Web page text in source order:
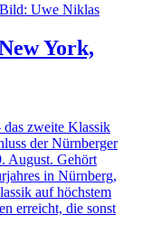
York,
zweite Klassik
der Nürnberger
August. Gehört
in Nürnberg,
auf höchstem
erreicht, die sonst